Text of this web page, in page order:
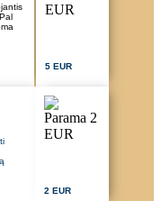
5 EUR
2 EUR